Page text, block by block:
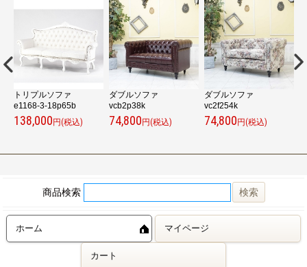
トリプルソファ
e1168-3-18p65b
138,000円(税込)
ダブルソファ
vcb2p38k
74,800円(税込)
ダブルソファ
vc2f254k
74,800円(税込)
商品検索
ホーム マイページ
カート